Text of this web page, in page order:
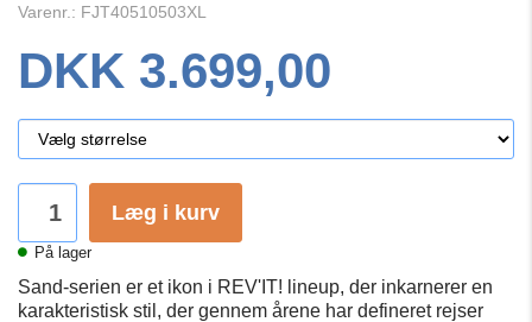
Varenr.: FJT40510503XL
DKK 3.699,00
Læg i kurv
På lager
Sand-serien er et ikon i REV'IT! lineup, der inkarnerer en
karakteristisk stil, der gennem årene har defineret rejser